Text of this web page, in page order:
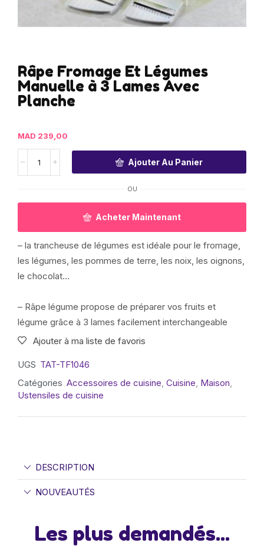
Râpe Fromage Et Légumes
Manuelle à 3 Lames Avec
Planche
MAD 239,00
Ajouter Au Panier
OU
Acheter Maintenant
– la trancheuse de légumes est idéale pour le fromage,
les légumes, les pommes de terre, les noix, les oignons,
le chocolat…
– Râpe légume propose de préparer vos fruits et
légume grâce à 3 lames facilement interchangeable
Ajouter à ma liste de favoris
UGS TAT-TF1046
Catégories Accessoires de cuisine, Cuisine, Maison,
Ustensiles de cuisine
DESCRIPTION
NOUVEAUTÉS
Les plus demandés...